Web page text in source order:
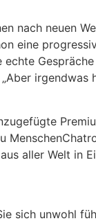
nach neuen
eine
Gespräche
irgendwas
aller Welt in
sich unwohl